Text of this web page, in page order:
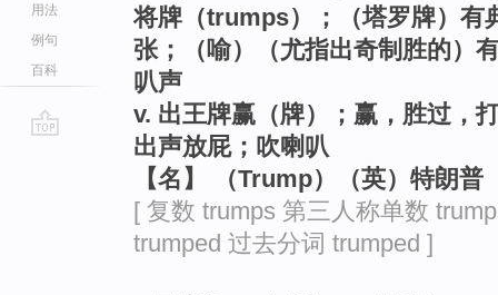
用法
例句
百科
将牌（trumps）；（塔罗牌）有
张；（喻）（尤指出奇制胜的）
叭声
v. 出王牌赢（牌）；赢，胜过
出声放屁；吹喇叭
【名】 （Trump）（英）特朗普
[ 复数 trumps 第三人称单数
trumped 过去分词 trumped ]